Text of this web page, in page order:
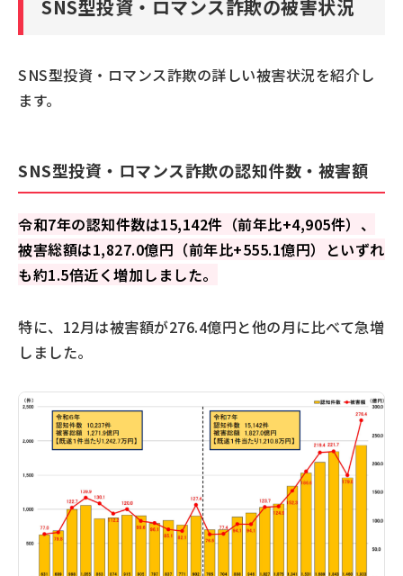
SNS型投資・ロマンス詐欺の被害状況
SNS型投資・ロマンス詐欺の詳しい被害状況を紹介し
ます。
SNS型投資・ロマンス詐欺の認知件数・被害額
令和7年の認知件数は15,142件（前年比+4,905件）、
被害総額は1,827.0億円（前年比+555.1億円）といずれ
も約1.5倍近く増加しました。
特に、12月は被害額が276.4億円と他の月に比べて急増
しました。